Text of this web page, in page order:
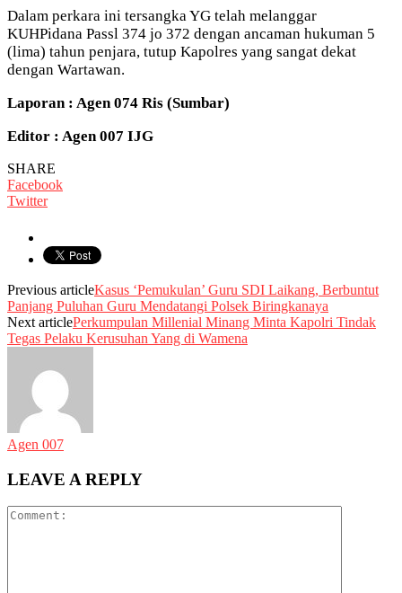
Dalam perkara ini tersangka YG telah melanggar
KUHPidana Passl 374 jo 372 dengan ancaman hukuman 5
(lima) tahun penjara, tutup Kapolres yang sangat dekat
dengan Wartawan.
Laporan : Agen 074 Ris (Sumbar)
Editor : Agen 007 IJG
SHARE
Facebook
Twitter
Previous articleKasus ‘Pemukulan’ Guru SDI Laikang, Berbuntut
Panjang Puluhan Guru Mendatangi Polsek Biringkanaya
Next articlePerkumpulan Millenial Minang Minta Kapolri Tindak
Tegas Pelaku Kerusuhan Yang di Wamena
Agen 007
LEAVE A REPLY